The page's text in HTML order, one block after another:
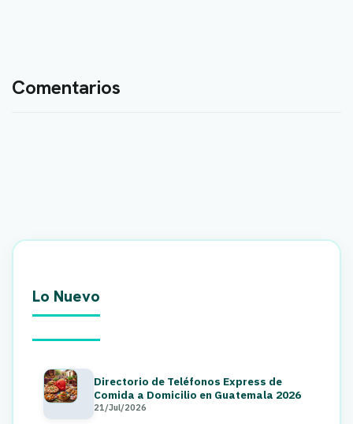
Comentarios
Lo Nuevo
Directorio de Teléfonos Express de
Comida a Domicilio en Guatemala 2026
21/Jul/2026